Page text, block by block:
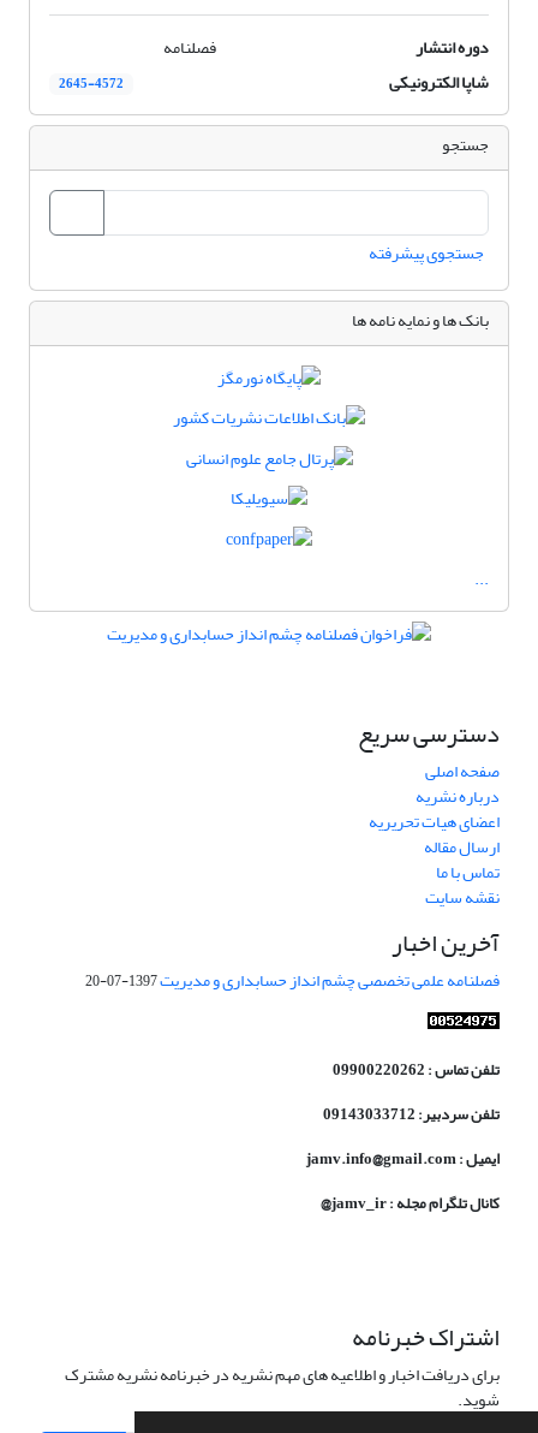
دوره انتشار
فصلنامه
شاپا الکترونیکی
2645-4572
جستجو
جستجوی پیشرفته
بانک ها و نمایه نامه ها
...
دسترسی سریع
صفحه اصلی
درباره نشریه
اعضای هیات تحریریه
ارسال مقاله
تماس با ما
نقشه سایت
آخرین اخبار
فصلنامه علمی تخصصی چشم انداز حسابداری و مدیریت1397-07-20
تلفن تماس : 09900220262
تلفن سردبیر: 09143033712
ایمیل : jamv.info@gmail.com
کانال تلگرام مجله : jamv_ir@
اشتراک خبرنامه
برای دریافت اخبار و اطلاعیه های مهم نشریه در خبرنامه نشریه مشترک
شوید.